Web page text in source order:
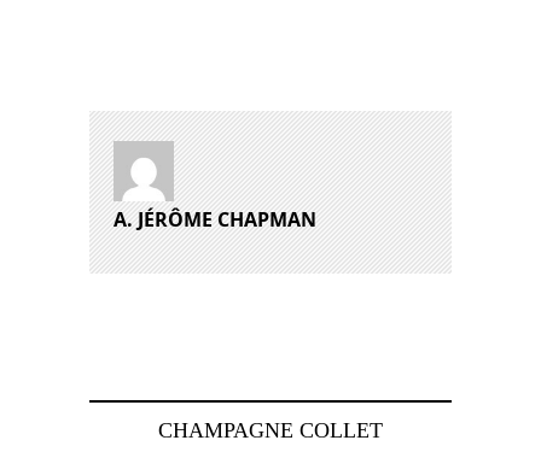
A. JÉRÔME CHAPMAN
CHAMPAGNE COLLET